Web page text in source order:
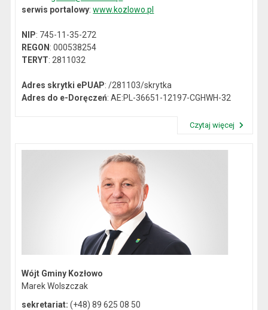
serwis portalowy:www.kozlowo.pl
NIP: 745-11-35-272
REGON: 000538254
TERYT: 2811032
Adres skrytki ePUAP: /281103/skrytka
Adres do e-Doręczeń: AE:PL-36651-12197-CGHWH-32
Czytaj więcej
Wójt Gminy Kozłowo
Marek Wolszczak
sekretariat: (+48) 89 625 08 50